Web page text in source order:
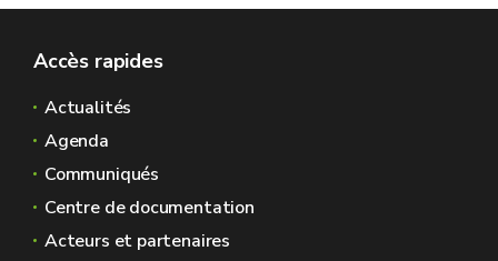
Accès rapides
Actualités
Agenda
Communiqués
Centre de documentation
Acteurs et partenaires